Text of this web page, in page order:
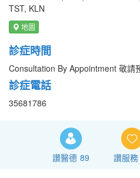
TST, KLN
地圖
診症時間
Consultation By Appointment 敬請
診症電話
35681786
讚醫德 89 讚服務